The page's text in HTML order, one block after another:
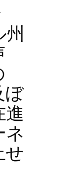
州
ぼ
進
ネ
せ